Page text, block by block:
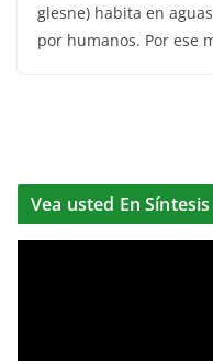
glesne) habita en
por humanos. Por ese
Vea usted En Síntesis